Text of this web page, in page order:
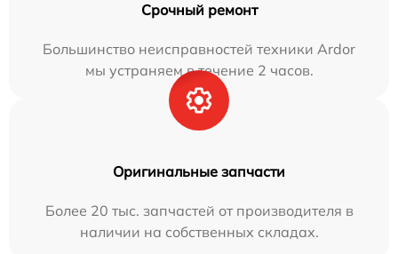
Срочный ремонт
Большинство неисправностей техники Ardor
мы устраняем в течение 2 часов.
Оригинальные запчасти
Более 20 тыс. запчастей от производителя в
наличии на собственных складах.